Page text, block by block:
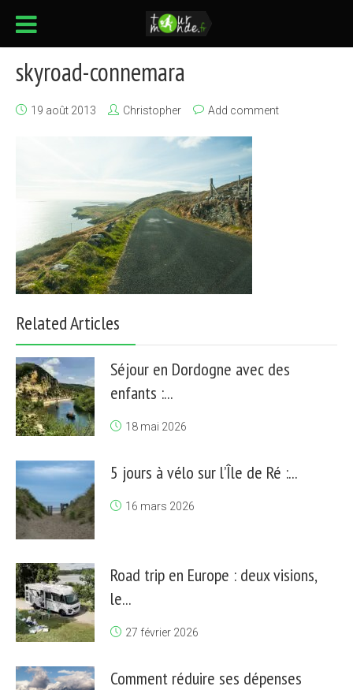
skyroad-connemara
19 août 2013 Christopher Add comment
Related Articles
Séjour en Dordogne avec des
enfants :...
18 mai 2026
5 jours à vélo sur l’Île de Ré :...
16 mars 2026
Road trip en Europe : deux visions,
le...
27 février 2026
Comment réduire ses dépenses